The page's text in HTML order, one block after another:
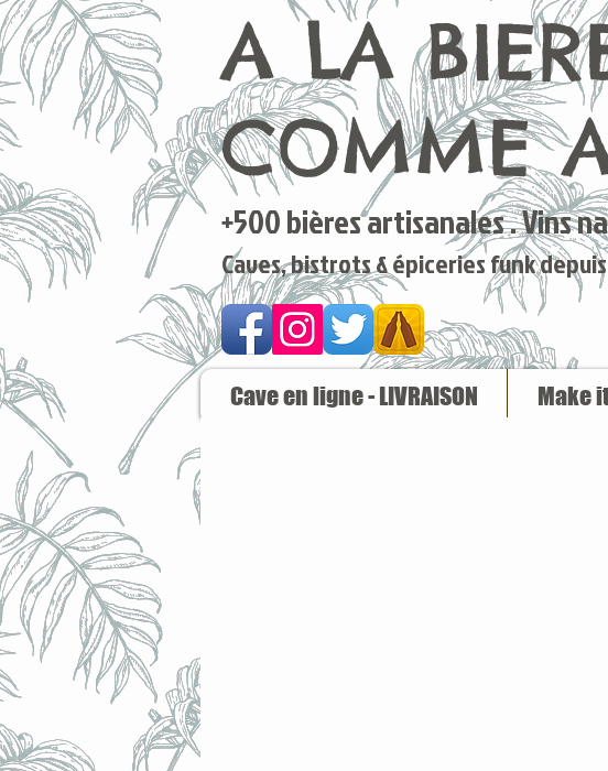
+500 bières artisanales . Vins
Caves, bistrots & épiceries funk
A LA
COMME
Cave en ligne - LIVRAISON Make